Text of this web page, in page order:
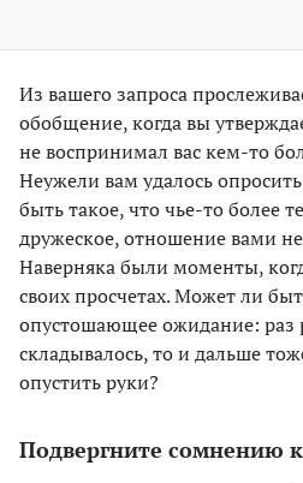
Из вашего запроса
обобщение, когда вы
не воспринимал вас кем-то
Неужели вам удалось
быть такое, что чье-то более
дружеское, отношение вами
Наверняка были моменты,
своих просчетах. Может ли
опустошающее ожидание: раз
складывалось, то и дальше
опустить руки?
Подвергните сомнению